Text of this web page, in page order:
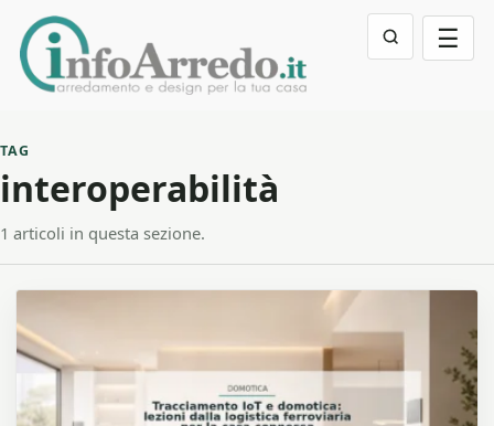
☰
TAG
interoperabilità
1 articoli in questa sezione.